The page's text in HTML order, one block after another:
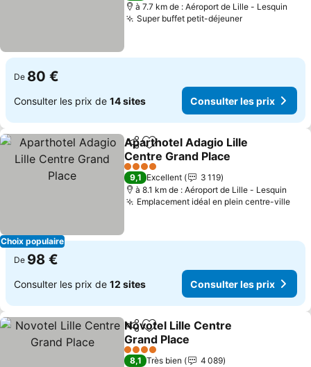
à 7.7 km de : Aéroport de Lille - Lesquin
Super buffet petit-déjeuner
De 80 €
Consulter les prix de 14 sites Consulter les prix
Choix populaire
PartagerAjouter à mes favoris
Aparthotel Adagio Lille
Centre Grand Place
4 Étoiles
9,1 Excellent
3 119
à 8.1 km de : Aéroport de Lille - Lesquin
Emplacement idéal en plein centre-ville
De 98 €
Consulter les prix de 12 sites Consulter les prix
PartagerAjouter à mes favoris
Novotel Lille Centre
Grand Place
4 Étoiles
8,1 Très bien
4 089